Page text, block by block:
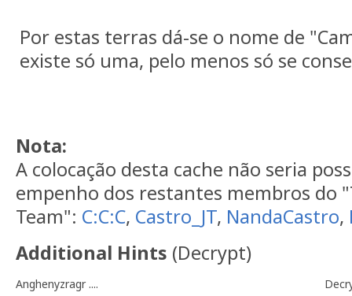
Por estas terras dá-se o nome de
existe só uma, pelo menos só se
Nota:
A colocação desta cache não seria
empenho dos restantes membros do
Team": C:C:C, Castro_JT, NandaCastro,
Additional Hints (Decrypt)
Anghenyzragr ....